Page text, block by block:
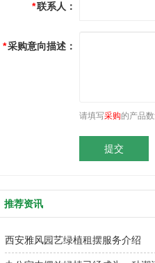
*联系人：
*采购意向描述：
请填写采购的产品
推荐资讯
西安雅风园艺绿植租摆服务介绍